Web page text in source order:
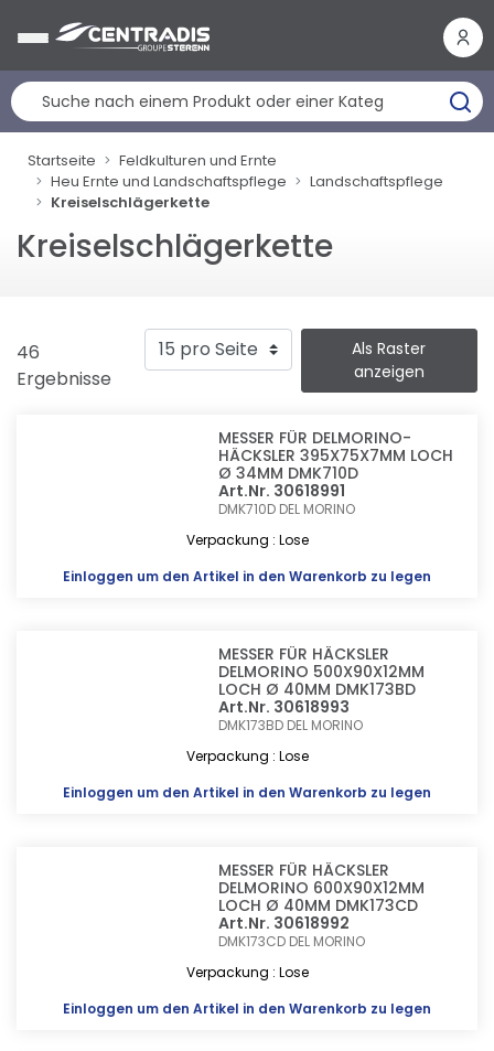
Startseite
Feldkulturen und Ernte
Heu Ernte und Landschaftspflege
Landschaftspflege
Kreiselschlägerkette
Kreiselschlägerkette
46
Ergebnisse
Als Raster
anzeigen
MESSER FÜR DELMORINO-
HÄCKSLER 395X75X7MM LOCH
Ø 34MM DMK710D
Art.Nr. 30618991
DMK710D DEL MORINO
Verpackung : Lose
Einloggen um den Artikel in den Warenkorb zu legen
MESSER FÜR HÄCKSLER
DELMORINO 500X90X12MM
LOCH Ø 40MM DMK173BD
Art.Nr. 30618993
DMK173BD DEL MORINO
Verpackung : Lose
Einloggen um den Artikel in den Warenkorb zu legen
MESSER FÜR HÄCKSLER
DELMORINO 600X90X12MM
LOCH Ø 40MM DMK173CD
Art.Nr. 30618992
DMK173CD DEL MORINO
Verpackung : Lose
Einloggen um den Artikel in den Warenkorb zu legen